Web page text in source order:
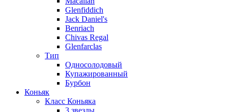
Glenfiddich
Jack Daniel's
Benriach
Chivas Regal
Glenfarclas
Тип
Односолодовый
Купажированный
Бурбон
Коньяк
Класс Коньяка
3 звезды